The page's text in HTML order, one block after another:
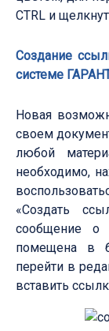
CTRL и
Создание
системе
Новая
своем
любой
необходимо,
«Создать
сообщение о
помещена в
перейти в
вставить